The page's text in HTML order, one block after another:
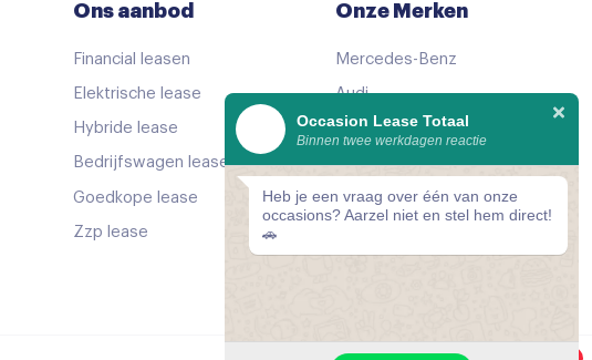
Ons aanbod
Financial leasen
Elektrische lease
Hybride lease
Bedrijfswagen lease
Goedkope lease
Zzp lease
Onze Merken
Mercedes-Benz
Audi
Volkswagen
KIA
Peugeot
Occasion Lease Totaal
Binnen twee werkdagen reactie
Heb je een vraag over één van onze
occasions? Aarzel niet en stel hem direct!
🚗